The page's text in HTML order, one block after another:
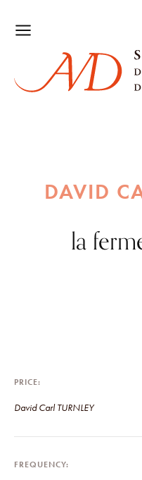
DAVID
la
PRICE
David Carl TURNLEY
FREQUENCY